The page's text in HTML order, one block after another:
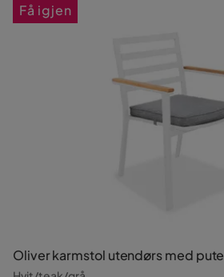
Oliver karmstol utendørs med pute
Få igjen